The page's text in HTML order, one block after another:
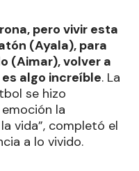
pero vivir esta
(Ayala), para
(Aimar), volver a
algo increíble. La
se hizo
la
vida”, completó el
a lo vivido.